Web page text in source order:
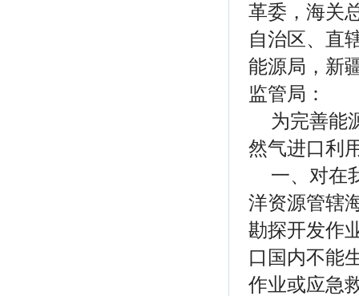
革委，海关
自治区、直
能源局，新
监管局：
为完善能
然气进口利
一、对在
洋资源管辖
勘探开发作
口国内不能
作业或应急